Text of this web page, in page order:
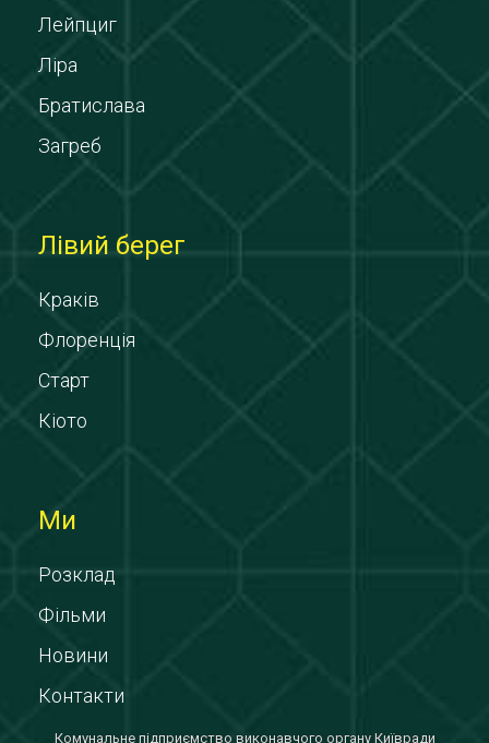
Лейпциг
Ліра
Братислава
Загреб
Лівий берег
Краків
Флоренція
Старт
Кіото
Ми
Розклад
Фільми
Новини
Контакти
Комунальне підприємство виконавчого органу Київради